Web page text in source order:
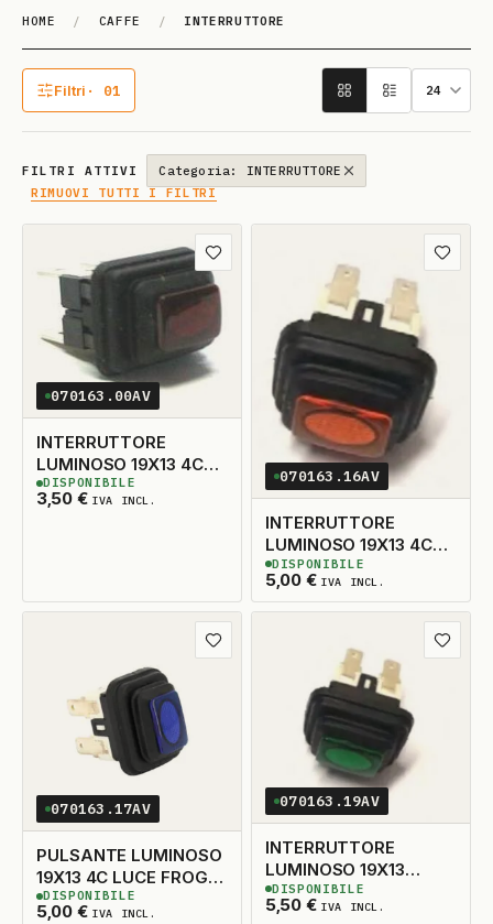
HOME / CAFFE / INTERRUTTORE
INTERRUTTO­RE
Filtri · 01
1 filtro attivo
FILTRI ATTIVI
Categoria: INTERRUTTORE
RIMUOVI TUTTI I FILTRI
Aggiungi ai preferiti
070163.00AV
INTERRUTTORE
LUMINOSO 19X13 4C
LUCE.FROG ROSS0
3,50 € IVA INCL.
3DISPONIBILI
DISPONIBILE 070163.16AV
INTERRUTTORE
LUMINOSO 19X13 4C
LUCE ARANCIONE
5,00 € IVA INCL.
2DISPONIBILI
DISPONIBILE
Aggiungi ai preferiti
070163.17AV
PULSANTE LUMINOSO
19X13 4C LUCE FROG
BLU
5,00 € IVA INCL.
3DISPONIBILI
DISPONIBILE
070163.19AV
INTERRUTTORE
LUMINOSO 19X13
4C.LUCE FROG VERDE
5,50 € IVA INCL.
2DISPONIBILI
DISPONIBILE